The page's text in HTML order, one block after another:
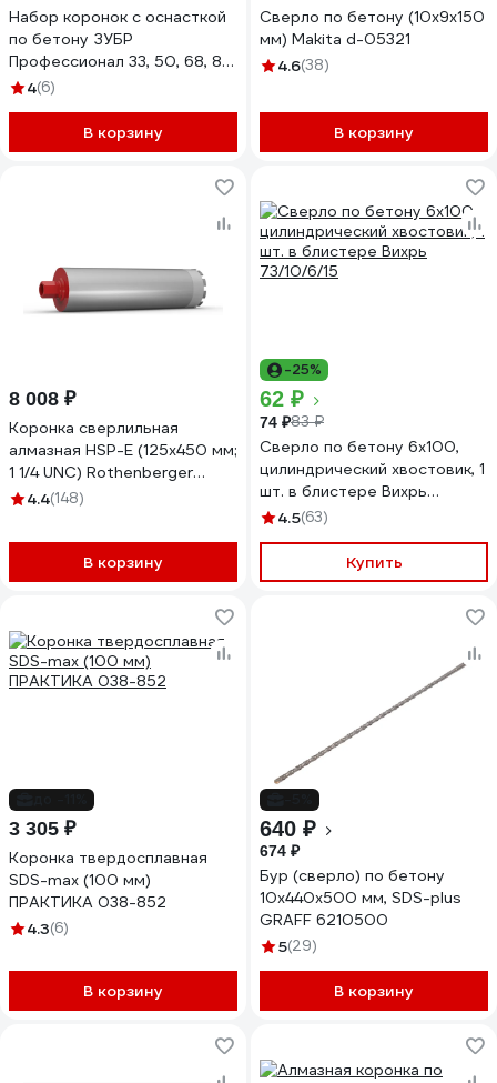
Набор коронок с оснасткой
по бетону ЗУБР
Профессионал 33, 50, 68, 82,
100 мм, кейс, 10 предметов
4(6)
В корзину
Сверло по бетону (10х9х150
мм) Makita d-05321
4.6(38)
В корзину
8 008 ₽
Коронка сверлильная
алмазная HSP-E (125х450 мм;
1 1/4 UNC) Rothenberger
FF51125
4.4(148)
В корзину
-25%
62 ₽
74 ₽83 ₽
Сверло по бетону 6x100,
цилиндрический хвостовик, 1
шт. в блистере Вихрь
73/10/6/15
4.5(63)
Купить
3 305 ₽
Коронка твердосплавная
SDS-max (100 мм)
ПРАКТИКА 038-852
4.3(6)
В корзину
640 ₽
674 ₽
Бур (сверло) по бетону
10x440x500 мм, SDS-plus
GRAFF 6210500
5(29)
В корзину